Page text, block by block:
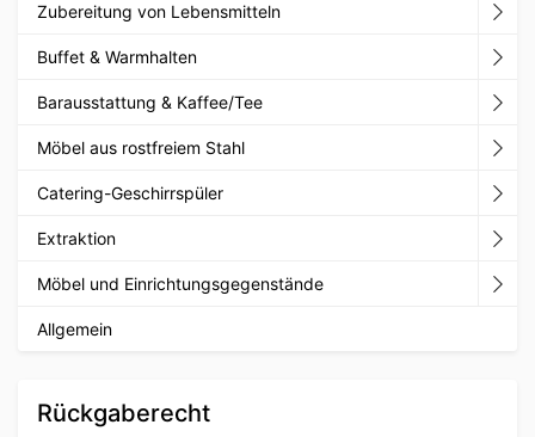
Zubereitung von Lebensmitteln
Buffet & Warmhalten
Barausstattung & Kaffee/Tee
Möbel aus rostfreiem Stahl
Catering-Geschirrspüler
Extraktion
Möbel und Einrichtungsgegenstände
Allgemein
Rückgaberecht